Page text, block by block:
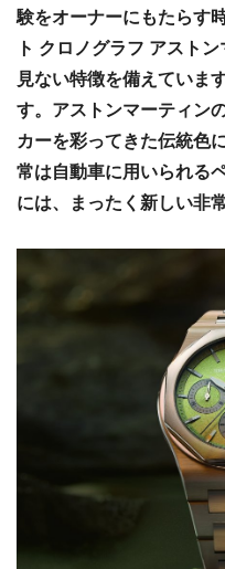
験をオーナーにもたらす
ト クロノグラフ アスト
見ない特徴を備えていま
す。アストンマーティン
カーを彩ってきた伝統色
常は自動車に用いられる
には、まったく新しい非